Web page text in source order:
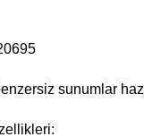
sunumlar